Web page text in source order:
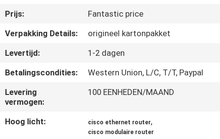
KWALITEITSCONTROLE
NEEM
CONTACT
ONS
OP
Prijs:
Fantastic price
Verpakking Details:
origineel kartonpakket
Levertijd:
1-2 dagen
Betalingscondities:
Western Union, L/C, T/T, Paypal
Levering
vermogen:
100 EENHEDEN/MAAND
Hoog licht: cisco ethernet router,
cisco modulaire router